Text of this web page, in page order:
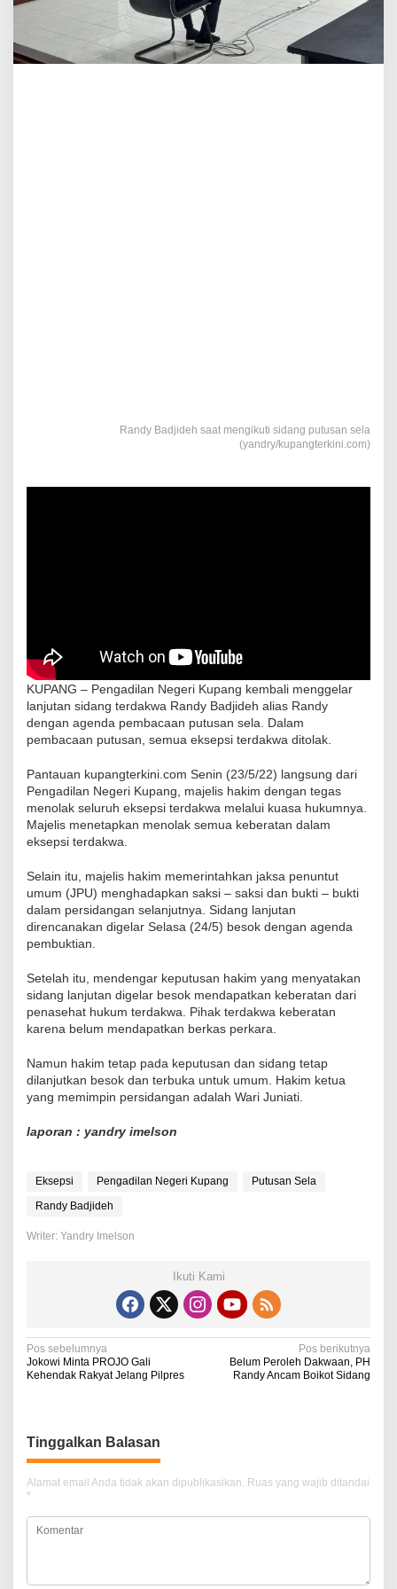
Randy Badjideh saat mengikuti sidang putusan sela
(yandry/kupangterkini.com)
KUPANG – Pengadilan Negeri Kupang kembali menggelar
lanjutan sidang terdakwa Randy Badjideh alias Randy
dengan agenda pembacaan putusan sela. Dalam
pembacaan putusan, semua eksepsi terdakwa ditolak.
Pantauan kupangterkini.com Senin (23/5/22) langsung dari
Pengadilan Negeri Kupang, majelis hakim dengan tegas
menolak seluruh eksepsi terdakwa melalui kuasa hukumnya.
Majelis menetapkan menolak semua keberatan dalam
eksepsi terdakwa.
Selain itu, majelis hakim memerintahkan jaksa penuntut
umum (JPU) menghadapkan saksi – saksi dan bukti – bukti
dalam persidangan selanjutnya. Sidang lanjutan
direncanakan digelar Selasa (24/5) besok dengan agenda
pembuktian.
Setelah itu, mendengar keputusan hakim yang menyatakan
sidang lanjutan digelar besok mendapatkan keberatan dari
penasehat hukum terdakwa. Pihak terdakwa keberatan
karena belum mendapatkan berkas perkara.
Namun hakim tetap pada keputusan dan sidang tetap
dilanjutkan besok dan terbuka untuk umum. Hakim ketua
yang memimpin persidangan adalah Wari Juniati.
laporan : yandry imelson
Eksepsi Pengadilan Negeri Kupang
Putusan Sela
Randy Badjideh
Writer: Yandry Imelson
Ikuti Kami
N
a
g
a
s
o
Pos sebelumnya
Jokowi Minta PROJO Gali
Kehendak Rakyat Jelang Pilpres
Pos berikutnya
Belum Peroleh Dakwaan, PH
Randy Ancam Boikot Sidang
Tinggalkan Balasan
Alamat email Anda tidak akan dipublikasikan. Ruas yang wajib ditandai
*